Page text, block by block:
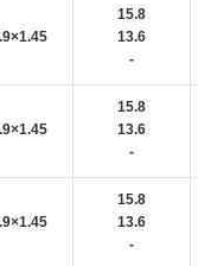
15.8
13.6
-
15.8
13.6
-
15.8
13.6
-